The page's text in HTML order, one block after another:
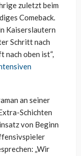
zuletzt beim
Comeback.
Kaiserslautern
Schritt nach
nach oben ist“,
an seiner
Schichten
von Beginn
„Wir